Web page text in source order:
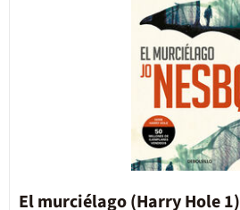
El murciélago (Harry Hole 1)